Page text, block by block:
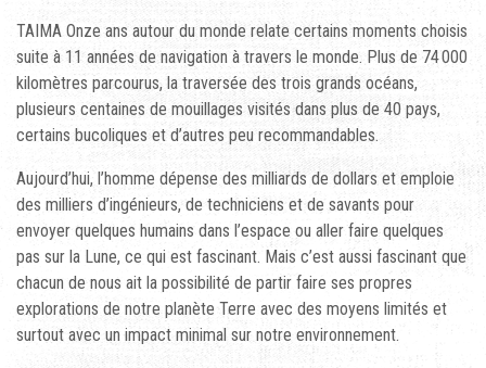
TAIMA Onze ans autour du monde relate certains moments choisis
suite à 11 années de navigation à travers le monde. Plus de 74 000
kilomètres parcourus, la traversée des trois grands océans,
plusieurs centaines de mouillages visités dans plus de 40 pays,
certains bucoliques et d’autres peu recommandables.
Aujourd’hui, l’homme dépense des milliards de dollars et emploie
des milliers d’ingénieurs, de techniciens et de savants pour
envoyer quelques humains dans l’espace ou aller faire quelques
pas sur la Lune, ce qui est fascinant. Mais c’est aussi fascinant que
chacun de nous ait la possibilité de partir faire ses propres
explorations de notre planète Terre avec des moyens limités et
surtout avec un impact minimal sur notre environnement.